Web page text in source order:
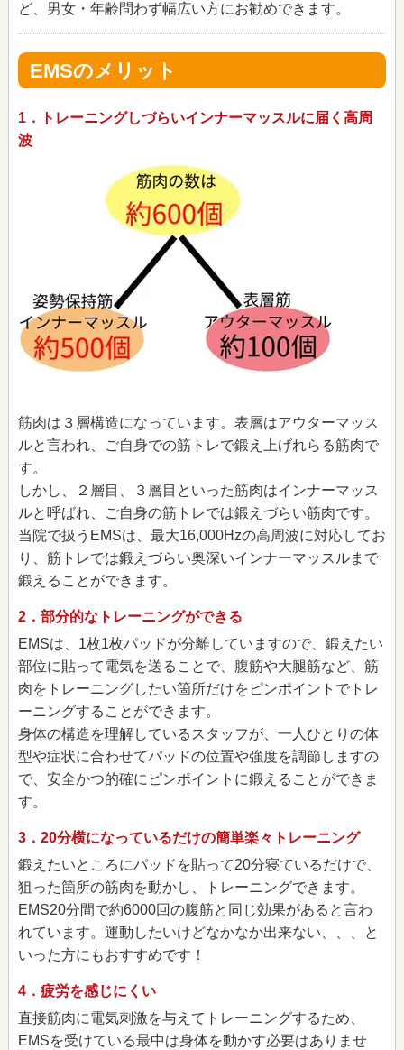
ど、男女・年齢問わず幅広い方にお勧めできます。
EMSのメリット
1．トレーニングしづらいインナーマッスルに届く高周
波
筋肉は３層構造になっています。表層はアウターマッス
ルと言われ、ご自身での筋トレで鍛え上げれらる筋肉で
す。
しかし、２層目、３層目といった筋肉はインナーマッス
ルと呼ばれ、ご自身の筋トレでは鍛えづらい筋肉です。
当院で扱うEMSは、最大16,000Hzの高周波に対応してお
り、筋トレでは鍛えづらい奥深いインナーマッスルまで
鍛えることができます。
2．部分的なトレーニングができる
EMSは、1枚1枚パッドが分離していますので、鍛えたい
部位に貼って電気を送ることで、腹筋や大腿筋など、筋
肉をトレーニングしたい箇所だけをピンポイントでトレ
ーニングすることができます。
身体の構造を理解しているスタッフが、一人ひとりの体
型や症状に合わせてパッドの位置や強度を調節しますの
で、安全かつ的確にピンポイントに鍛えることができま
す。
3．20分横になっているだけの簡単楽々トレーニング
鍛えたいところにパッドを貼って20分寝ているだけで、
狙った箇所の筋肉を動かし、トレーニングできます。
EMS20分間で約6000回の腹筋と同じ効果があると言わ
れています。運動したいけどなかなか出来ない、、、と
いった方にもおすすめです！
4．疲労を感じにくい
直接筋肉に電気刺激を与えてトレーニングするため、
EMSを受けている最中は身体を動かす必要はありませ